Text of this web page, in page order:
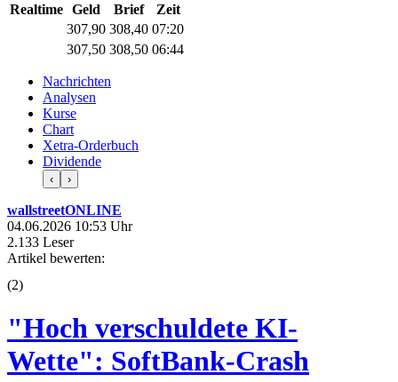
Realtime Geld Brief
Zeit
307,90 308,40 07:20
307,50 308,50 06:44
Nachrichten
Analysen
Kurse
Chart
Xetra-Orderbuch
Dividende
‹ ›
wallstreetONLINE
04.06.2026 10:53 Uhr
2.133 Leser
Artikel bewerten:
(2)
"Hoch verschuldete KI-
Wette": SoftBank-Crash